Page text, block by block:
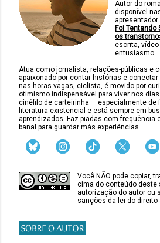
Autor do
disponível
Foi Tentando
os
escrita,
entusiasmo.
Atua como jornalista, relações-públicas e
apaixonado por contar histórias e
nas horas vagas, ciclista, é movido por
otimismo indispensável para viver nos
cinéfilo de carteirinha — especialmente de
literatura existencial e está sempre em
aprendizados. Faz piadas com frequência
banal para guardar más experiências.
Você NÃO pode copiar,
cima do conteúdo deste
autorização do autor ou
sanções da lei do direito